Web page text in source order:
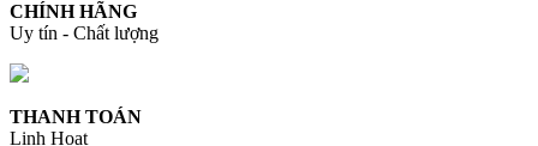
CHÍNH HÃNG
Uy tín - Chất lượng
THANH TOÁN
Linh Hoạt